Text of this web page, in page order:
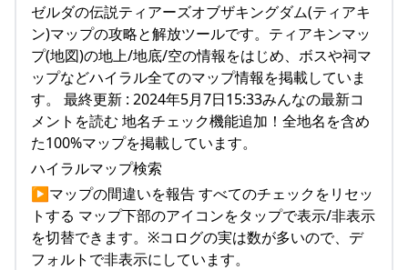
ゼルダの伝説ティアーズオブザキングダム(ティアキ
ン)マップの攻略と解放ツールです。ティアキンマッ
プ(地図)の地上/地底/空の情報をはじめ、ボスや祠マ
ップなどハイラル全てのマップ情報を掲載していま
す。 最終更新 : 2024年5月7日15:33みんなの最新コ
メントを読む 地名チェック機能追加！全地名を含め
た100%マップを掲載しています。
ハイラルマップ検索
▶マップの間違いを報告 すべてのチェックをリセッ
トする マップ下部のアイコンをタップで表示/非表示
を切替できます。※コログの実は数が多いので、デ
フォルトで非表示にしています。